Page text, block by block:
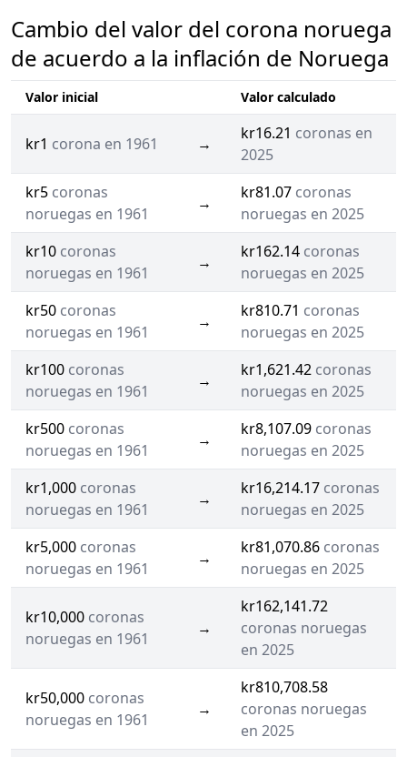
Cambio del valor del corona noruega
de acuerdo a la inflación de Noruega
Valor inicial Valor calculado
kr1 corona en 1961 →
kr16.21 coronas en
2025
kr5 coronas
noruegas en 1961
→
kr81.07 coronas
noruegas en 2025
kr10 coronas
noruegas en 1961
→
kr162.14 coronas
noruegas en 2025
kr50 coronas
noruegas en 1961
→
kr810.71 coronas
noruegas en 2025
kr100 coronas
noruegas en 1961
→
kr1,621.42 coronas
noruegas en 2025
kr500 coronas
noruegas en 1961
→
kr8,107.09 coronas
noruegas en 2025
kr1,000 coronas
noruegas en 1961
→
kr16,214.17 coronas
noruegas en 2025
kr5,000 coronas
noruegas en 1961
→
kr81,070.86 coronas
noruegas en 2025
kr10,000 coronas
noruegas en 1961
→
kr162,141.72
coronas noruegas
en 2025
kr50,000 coronas
noruegas en 1961
→
kr810,708.58
coronas noruegas
en 2025